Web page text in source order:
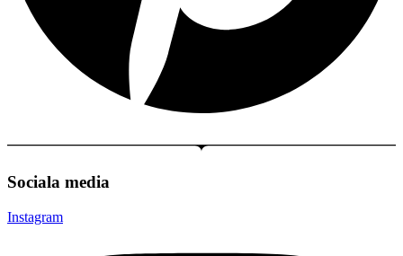
Sociala media
Instagram